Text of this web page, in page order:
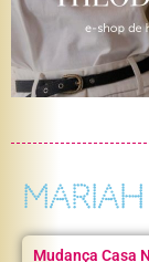
Mudança Casa